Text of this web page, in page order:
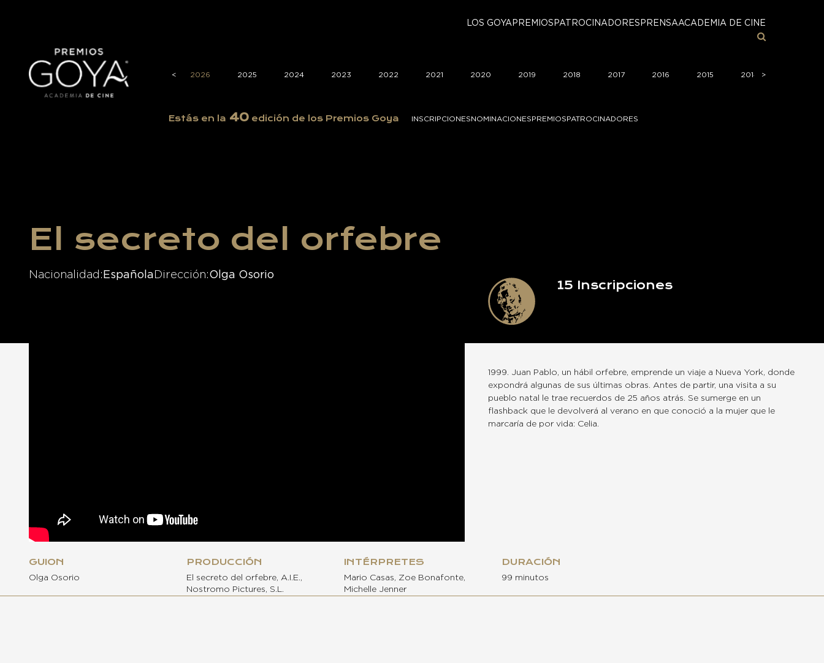
LOS GOYA PREMIOS PATROCINADORES PRENSAACADEMIA DE CINE
< 2026 2025 2024 2023 2022 2021 2020 2019 2018 2017 2016 2015 2014 >
Estás en la 40 edición de los Premios Goya INSCRIPCIONESNOMINACIONESPREMIOSPATROCINADORES
El secreto del orfebre
Nacionalidad Española Dirección Olga Osorio
15 Inscripciones
1999. Juan Pablo, un hábil orfebre, emprende un viaje a Nueva York, donde
expondrá algunas de sus últimas obras. Antes de partir, una visita a su
pueblo natal le trae recuerdos de 25 años atrás. Se sumerge en un
flashback que le devolverá al verano en que conoció a la mujer que le
marcaría de por vida: Celia.
GUION
Olga Osorio
PRODUCCIÓN
El secreto del orfebre, A.I.E.,
Nostromo Pictures, S.L.
INTÉRPRETES
Mario Casas, Zoe Bonafonte,
Michelle Jenner
DURACIÓN
99 minutos